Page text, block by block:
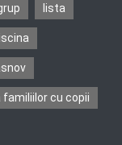
lista
cu copii